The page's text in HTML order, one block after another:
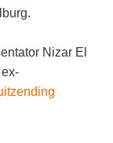
Nizar El